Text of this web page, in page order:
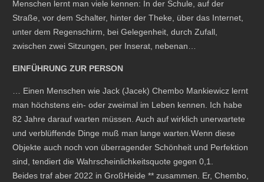
Menschen lernt man viele kennen: In der Schule, auf der
Straße, vor dem Schalter, hinter der Theke, über das Internet,
unter dem Regenschirm, bei Gelegenheit, durch Zufall,
zwischen zwei Sitzungen, per Inserat, nebenan…
EINFÜHRUNG ZUR PERSON
… Einen Menschen wie Jack (Jacek) Chembo Mankiewicz lernt
man höchstens ein- oder zweimal im Leben kennen. Ich habe
82 Jahre darauf warten müssen. Auch auf wirklich unerwartete
und verblüffende Dinge muß man lange warten.Wenn diese
Objekte auch noch von überragender Schönheit und Perfektion
sind, tendiert die Wahrscheinlichkeitsquote gegen 0,1.
Beides traf aber 2022 in GroßHeide ** zusammen. Er, Chembo,